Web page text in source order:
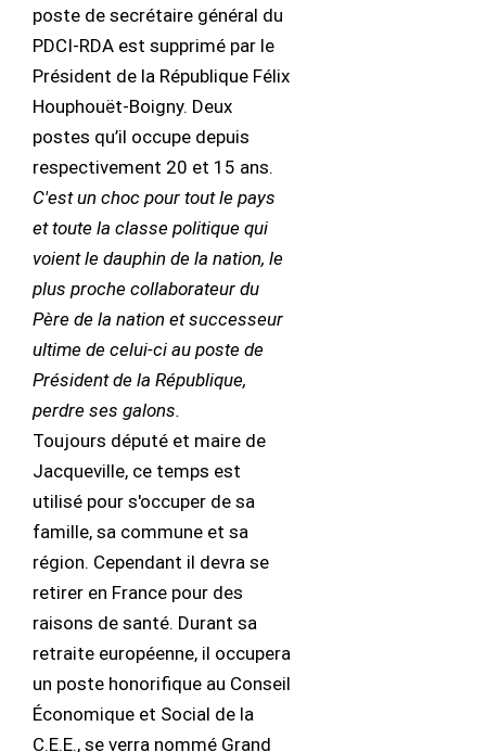
poste de secrétaire général du
PDCI-RDA est supprimé par le
Président de la République Félix
Houphouët-Boigny. Deux
postes qu’il occupe depuis
respectivement 20 et 15 ans.
C'est un choc pour tout le pays
et toute la classe politique qui
voient le dauphin de la nation, le
plus proche collaborateur du
Père de la nation et successeur
ultime de celui-ci au poste de
Président de la République,
perdre ses galons.
Toujours député et maire de
Jacqueville, ce temps est
utilisé pour s'occuper de sa
famille, sa commune et sa
région. Cependant il devra se
retirer en France pour des
raisons de santé. Durant sa
retraite européenne, il occupera
un poste honorifique au Conseil
Économique et Social de la
C.E.E., se verra nommé Grand